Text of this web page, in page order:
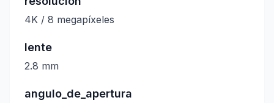
4K / 8 megapíxeles
lente
2.8 mm
angulo_de_apertura